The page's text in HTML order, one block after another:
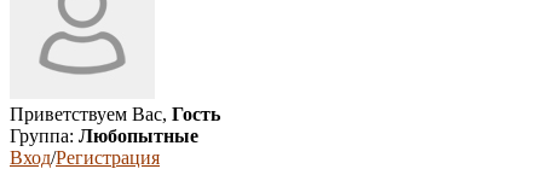
Приветствуем Вас, Гость
Группа: Любопытные
Вход/Регистрация